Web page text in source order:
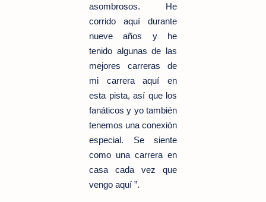
asombrosos. He
corrido aquí durante
nueve años y he
tenido algunas de las
mejores carreras de
mi carrera aquí en
esta pista, así que los
fanáticos y yo también
tenemos una conexión
especial. Se siente
como una carrera en
casa cada vez que
vengo aquí ”.